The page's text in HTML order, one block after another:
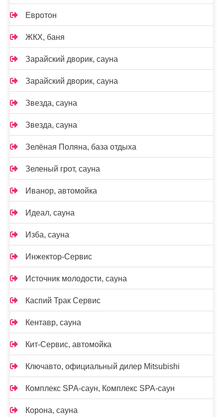
Евротон
ЖКХ, баня
Зарайский дворик, сауна
Зарайский дворик, сауна
Звезда, сауна
Звезда, сауна
Зелёная Поляна, база отдыха
Зеленый грот, сауна
Иванор, автомойка
Идеал, сауна
Изба, сауна
Инжектор-Сервис
Источник молодости, сауна
Каспий Трак Сервис
Кентавр, сауна
Кит-Сервис, автомойка
Ключавто, официальный дилер Mitsubishi
Комплекс SPA-саун, Комплекс SPA-саун
Корона, сауна